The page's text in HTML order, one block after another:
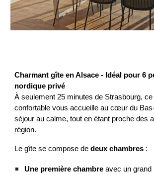
Charmant gîte en Alsace - Idéal pour 6
nordique privé
À seulement 25 minutes de Strasbourg,
confortable vous accueille au cœur du
séjour au calme, tout en étant proche des
région.
Le gîte se compose dedeux chambres :
Une première chambre avec un grand